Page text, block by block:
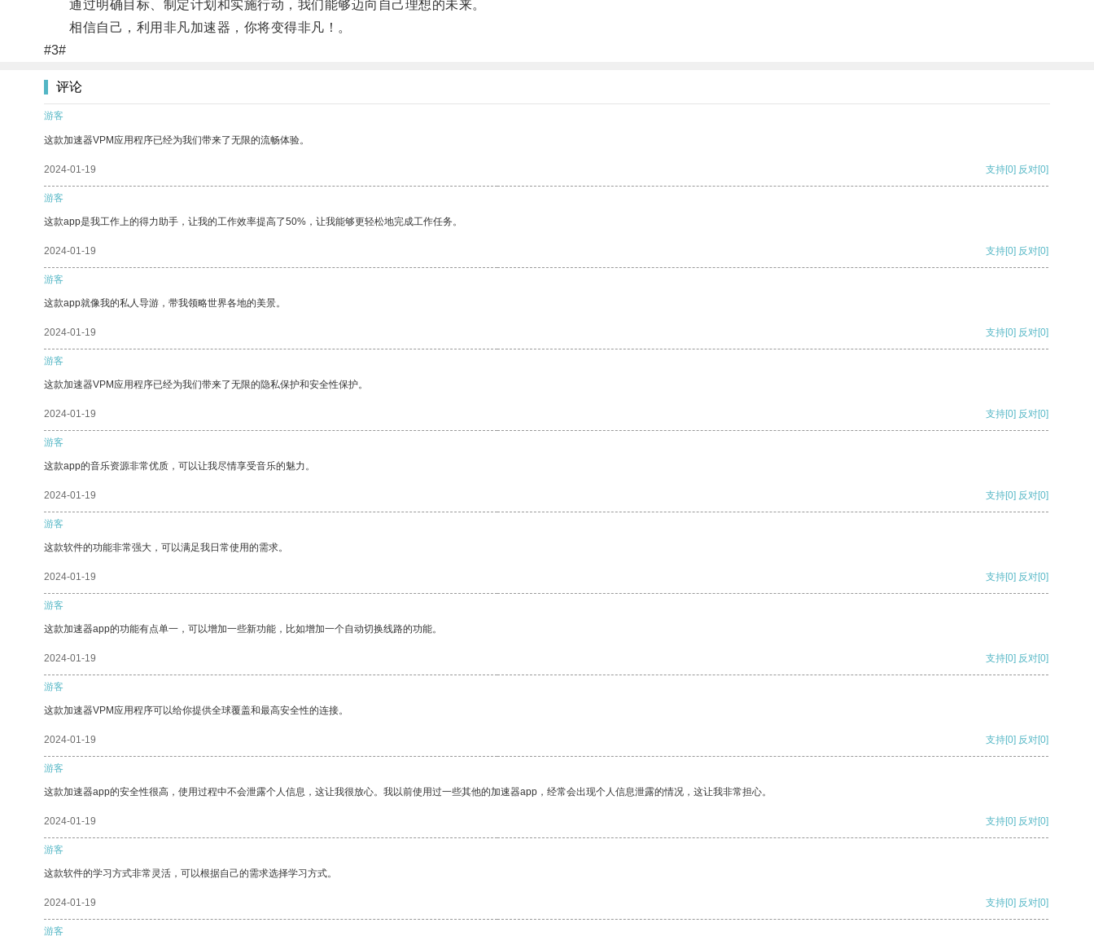
通过明确目标、制定计划和实施行动，我们能够迈向自己理想的未来。
相信自己，利用非凡加速器，你将变得非凡！。
#3#
评论
游客
这款加速器VPM应用程序已经为我们带来了无限的流畅体验。
2024-01-19 支持[0] 反对[0]
游客
这款app是我工作上的得力助手，让我的工作效率提高了50%，让我能够更轻松地完成工作任务。
2024-01-19 支持[0] 反对[0]
游客
这款app就像我的私人导游，带我领略世界各地的美景。
2024-01-19 支持[0] 反对[0]
游客
这款加速器VPM应用程序已经为我们带来了无限的隐私保护和安全性保护。
2024-01-19 支持[0] 反对[0]
游客
这款app的音乐资源非常优质，可以让我尽情享受音乐的魅力。
2024-01-19 支持[0] 反对[0]
游客
这款软件的功能非常强大，可以满足我日常使用的需求。
2024-01-19 支持[0] 反对[0]
游客
这款加速器app的功能有点单一，可以增加一些新功能，比如增加一个自动切换线路的功能。
2024-01-19 支持[0] 反对[0]
游客
这款加速器VPM应用程序可以给你提供全球覆盖和最高安全性的连接。
2024-01-19 支持[0] 反对[0]
游客
这款加速器app的安全性很高，使用过程中不会泄露个人信息，这让我很放心。我以前使用过一些其他的加速器app，经常会出现个人信息泄露的情况，这让我非常担心。
2024-01-19 支持[0] 反对[0]
游客
这款软件的学习方式非常灵活，可以根据自己的需求选择学习方式。
2024-01-19 支持[0] 反对[0]
游客